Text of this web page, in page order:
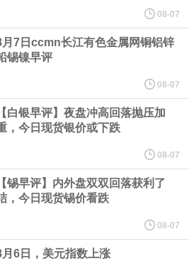
概率为55%。美联储到10月维持利率不变的概率
25个基点的概率为51.9%，累计加息50个基点的
合会今天（7日）公布7月份中国仓储指数。指数
50%以上的扩张区间。总体来看，仓储行业在季
气扰动下仍保持扩张，行业运行具有较强韧性。7
为50.3%，较上月上升0.1个百分点，连续两个月
08-07
月7日ccmn长江有色金属网铜铝锌
锡镍早评
08-07
【白银早评】夜盘冲高回落抛压加
，今日现货银价或下跌
08-07
【锡早评】内外盘双双回落获利了
，今日现货锡价看跌
08-07
月6日，美元指数上涨